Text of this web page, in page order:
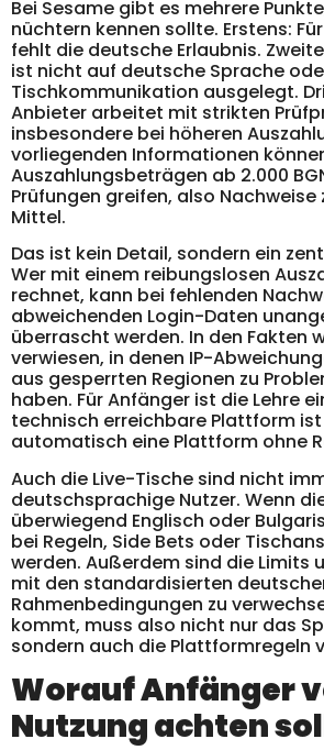
Bei Sesame gibt es mehrere
nüchtern kennen sollte. Erstens:
fehlt die deutsche Erlaubnis.
ist nicht auf deutsche Sprache
Tischkommunikation ausgelegt.
Anbieter arbeitet mit strikten
insbesondere bei höheren
vorliegenden Informationen
Auszahlungsbeträgen ab 2.000
Prüfungen greifen, also Nachweise
Mittel.
Das ist kein Detail, sondern ein
Wer mit einem reibungslosen
rechnet, kann bei fehlenden
abweichenden Login-Daten
überrascht werden. In den Fakten
verwiesen, in denen IP-
aus gesperrten Regionen zu
haben. Für Anfänger ist die Lehre
technisch erreichbare Plattform
automatisch eine Plattform ohne
Auch die Live-Tische sind nicht
deutschsprachige Nutzer. Wenn
überwiegend Englisch oder
bei Regeln, Side Bets oder
werden. Außerdem sind die Limits
mit den standardisierten
Rahmenbedingungen zu
kommt, muss also nicht nur das
sondern auch die Plattformregeln
Worauf Anfänger
Nutzung achten